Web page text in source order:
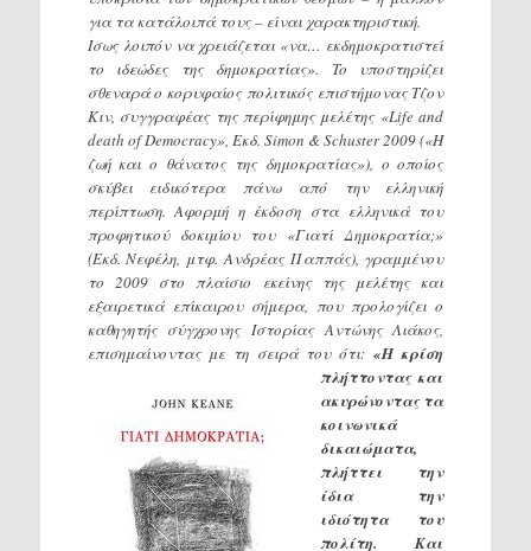
για τα κατάλοιπά τους – είναι χαρακτηριστική.
Ισως λοιπόν να χρειάζεται «να… εκδημοκρατιστεί
το ιδεώδες της δημοκρατίας». To υποστηρίζει
σθεναρά ο κορυφαίος πολιτικός επιστήμονας Τζον
Κιν, συγγραφέας της περίφημης μελέτης «Life and
death of Democracy», Εκδ. Simon & Schuster 2009 («Η
ζωή και ο θάνατος της δημοκρατίας»), ο οποίος
σκύβει ειδικότερα πάνω από την ελληνική
περίπτωση. Αφορμή η έκδοση στα ελληνικά του
προφητικού δοκιμίου του «Γιατί Δημοκρατία;»
(Εκδ. Νεφέλη, μτφ. Ανδρέας Παππάς), γραμμένου
το 2009 στο πλαίσιο εκείνης της μελέτης και
εξαιρετικά επίκαιρου σήμερα, που προλογίζει ο
καθηγητής σύγχρονης Ιστορίας Αντώνης Λιάκος,
επισημαίνοντας με τη σειρά του ότι: «Η κρίση
πλήττοντας και
ακυρώνοντας τα
κοινωνικά
δικαιώματα,
πλήττει την
ίδια την
ιδιότητα του
πολίτη. Και